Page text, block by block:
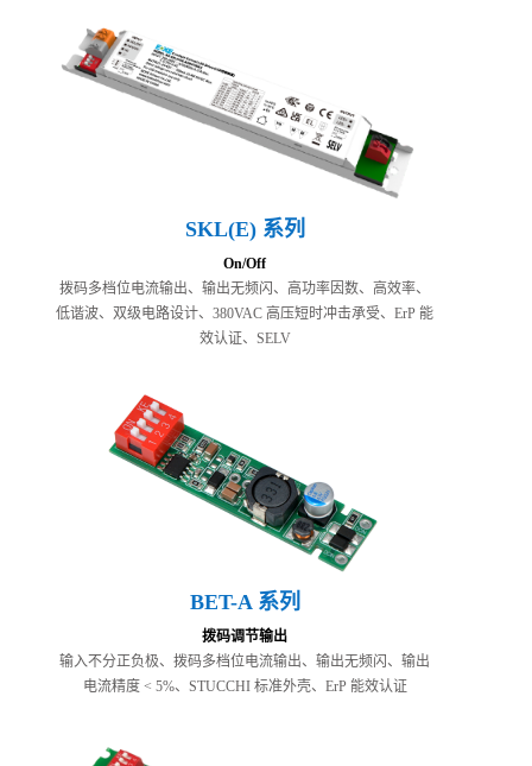
SKL(E) 系列
On/Off
拨码多档位电流输出、输出无频闪、高功率因数、高效率、
低谐波、双级电路设计、380VAC 高压短时冲击承受、ErP 能
效认证、SELV
BET-A 系列
拨码调节输出
输入不分正负极、拨码多档位电流输出、输出无频闪、输出
电流精度 < 5%、STUCCHI 标准外壳、ErP 能效认证